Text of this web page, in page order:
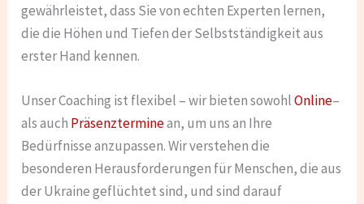
gewährleistet, dass Sie von echten Experten lernen,
die die Höhen und Tiefen der Selbstständigkeit aus
erster Hand kennen.
Unser Coaching ist flexibel – wir bieten sowohlOnline–
als auch Präsenzterminean, um uns an Ihre
Bedürfnisse anzupassen. Wir verstehen die
besonderen Herausforderungen für Menschen, die aus
der Ukraine geflüchtet sind, und sind darauf